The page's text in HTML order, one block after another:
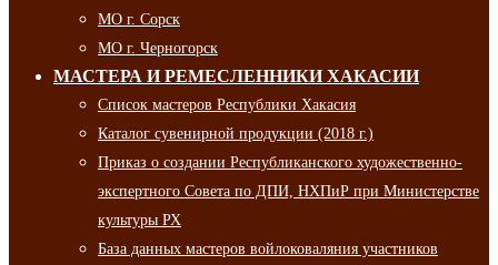
МО г. Сорск
МО г. Черногорск
МАСТЕРА И РЕМЕСЛЕННИКИ ХАКАСИИ
Список мастеров Республики Хакасия
Каталог сувенирной продукции (2018 г.)
Приказ о создании Республиканского художественно-
экспертного Совета по ДПИ, НХПиР при Министерстве
культуры РХ
База данных мастеров войлоковаляния участников